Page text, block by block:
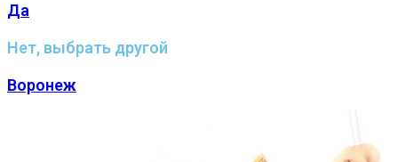
Да
Нет, выбрать другой
Воронеж